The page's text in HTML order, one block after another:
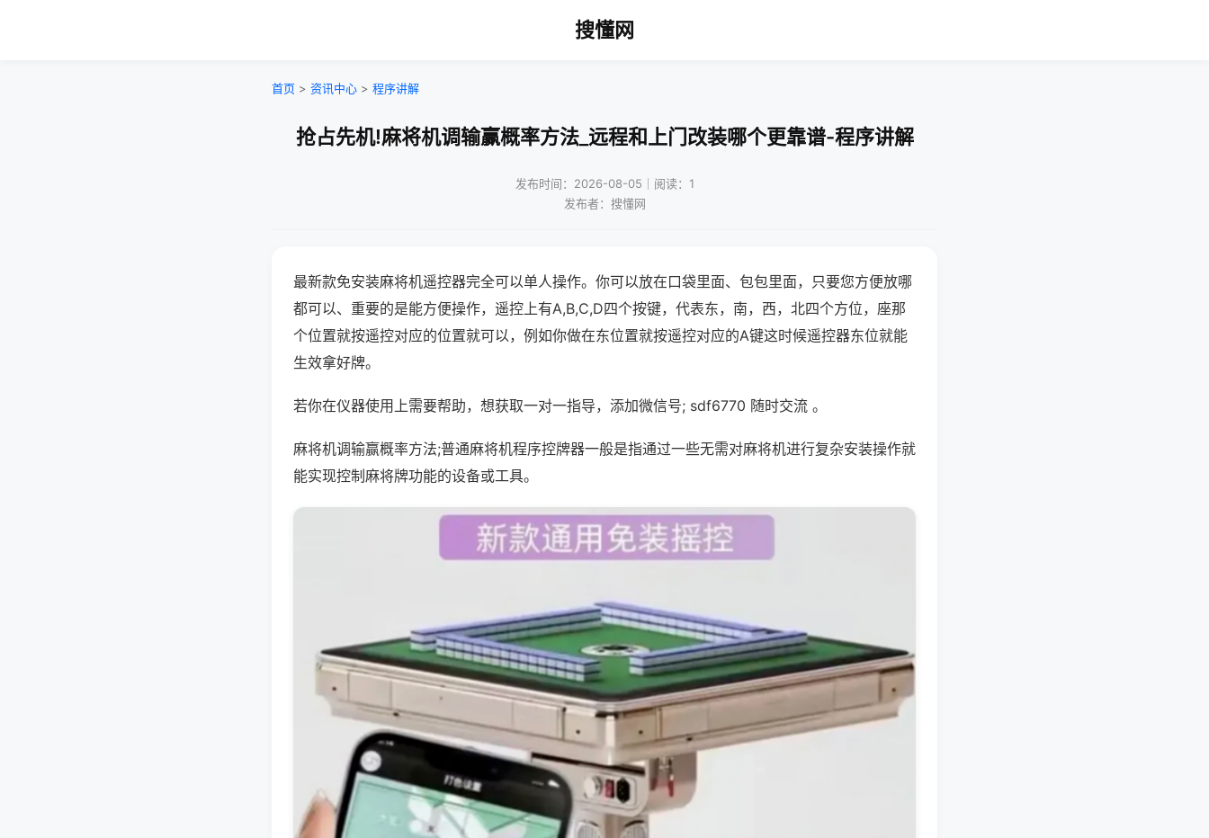
搜懂网
首页 > 资讯中心 > 程序讲解
抢占先机!麻将机调输赢概率方法_远程和上门改装哪个更靠谱-程序讲解
发布时间：2026-08-05｜阅读：1
发布者：搜懂网
最新款免安装麻将机遥控器完全可以单人操作。你可以放在口袋里面、包包里面，只要您方便放哪
都可以、重要的是能方便操作，遥控上有A,B,C,D四个按键，代表东，南，西，北四个方位，座那
个位置就按遥控对应的位置就可以，例如你做在东位置就按遥控对应的A键这时候遥控器东位就能
生效拿好牌。
若你在仪器使用上需要帮助，想获取一对一指导，添加微信号; sdf6770 随时交流 。
麻将机调输赢概率方法;普通麻将机程序控牌器一般是指通过一些无需对麻将机进行复杂安装操作就
能实现控制麻将牌功能的设备或工具。